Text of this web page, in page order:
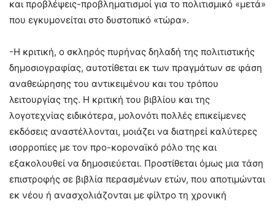
και προβλέψεις-προβληματισμοί για το πολιτισμικό «μετά»
που εγκυμονείται στο δυστοπικό «τώρα».
-Η κριτική, ο σκληρός πυρήνας δηλαδή της πολιτιστικής
δημοσιογραφίας, αυτοτίθεται εκ των πραγμάτων σε φάση
αναθεώρησης του αντικειμένου και του τρόπου
λειτουργίας της. Η κριτική του βιβλίου και της
λογοτεχνίας ειδικότερα, μολονότι πολλές επικείμενες
εκδόσεις αναστέλλονται, μοιάζει να διατηρεί καλύτερες
ισορροπίες με τον προ-κοροναϊκό ρόλο της και
εξακολουθεί να δημοσιεύεται. Προστίθεται όμως μια τάση
επιστροφής σε βιβλία περασμένων ετών, που αποτιμώνται
εκ νέου ή ανασχολιάζονται με φίλτρο τη χρονική